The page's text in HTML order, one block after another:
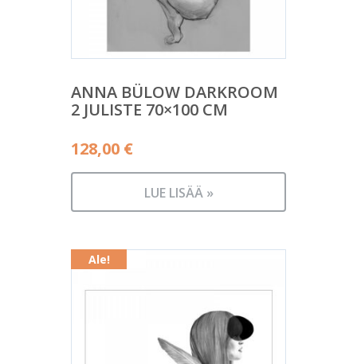
ANNA BÜLOW DARKROOM
2 JULISTE 70×100 CM
128,00 €
LUE LISÄÄ »
Ale!